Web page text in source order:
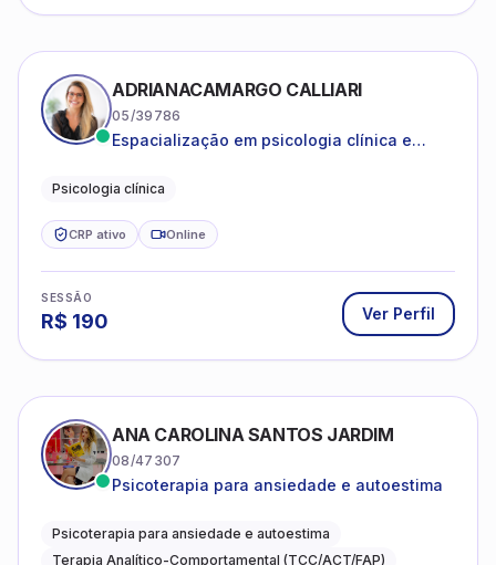
ADRIANACAMARGO CALLIARI
05/39786
Espacialização em psicologia clínica e
Psicologia clínica
CRP ativo Online
SESSÃO
R$ 190 Ver Perfil
ANA CAROLINA SANTOS JARDIM
08/47307
Psicoterapia para ansiedade e autoestima
Psicoterapia para ansiedade e autoestima
Terapia Analítico-Comportamental (TCC/ACT/FAP)